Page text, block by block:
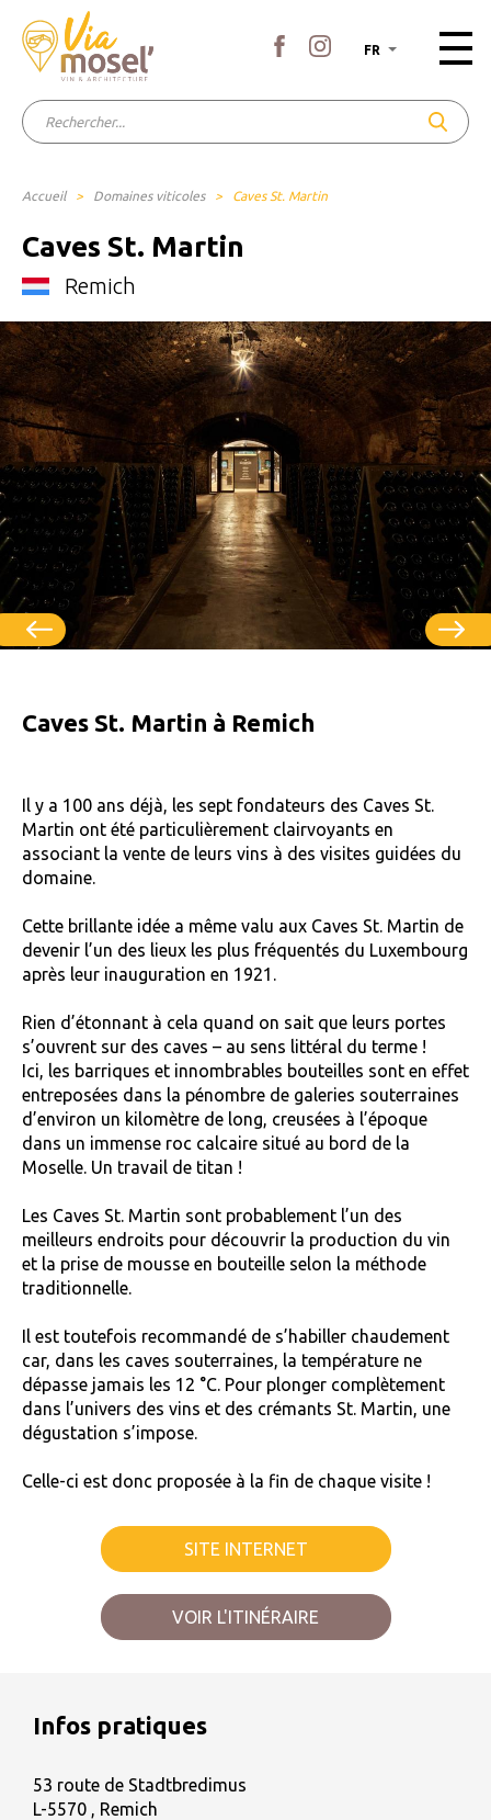
FR
Accueil > Domaines viticoles > Caves St. Martin
Caves St. Martin
Remich
Caves St. Martin à Remich
Il y a 100 ans déjà, les sept fondateurs des Caves St.
Martin ont été particulièrement clairvoyants en
associant la vente de leurs vins à des visites guidées du
domaine.
Cette brillante idée a même valu aux Caves St. Martin de
devenir l’un des lieux les plus fréquentés du Luxembourg
après leur inauguration en 1921.
Rien d’étonnant à cela quand on sait que leurs portes
s’ouvrent sur des caves – au sens littéral du terme !
Ici, les barriques et innombrables bouteilles sont en effet
entreposées dans la pénombre de galeries souterraines
d’environ un kilomètre de long, creusées à l’époque
dans un immense roc calcaire situé au bord de la
Moselle. Un travail de titan !
Les Caves St. Martin sont probablement l’un des
meilleurs endroits pour découvrir la production du vin
et la prise de mousse en bouteille selon la méthode
traditionnelle.
Il est toutefois recommandé de s’habiller chaudement
car, dans les caves souterraines, la température ne
dépasse jamais les 12 °C. Pour plonger complètement
dans l’univers des vins et des crémants St. Martin, une
dégustation s’impose.
Celle-ci est donc proposée à la fin de chaque visite !
SITE INTERNET
VOIR L'ITINÉRAIRE
Infos pratiques
53 route de Stadtbredimus
L-5570 , Remich